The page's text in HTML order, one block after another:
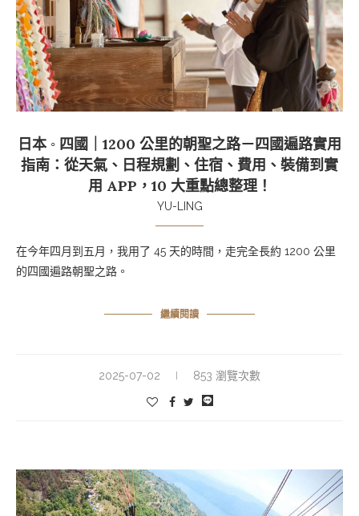
日本 ◦ 四國｜1200 公里的朝聖之路－四國遍路實用
指南：從天氣、日程規劃、住宿、費用、裝備到實
用 APP，10 大重點總整理！
YU-LING
在今年四月到五月，我用了 45 天的時間，走完全長約 1200 公里
的四國遍路朝聖之路。
繼續閱讀
2025-07-02 853 瀏覽次數